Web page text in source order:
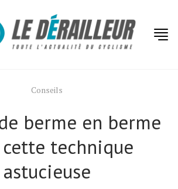
Conseils
berme en berme
cette technique
astucieuse